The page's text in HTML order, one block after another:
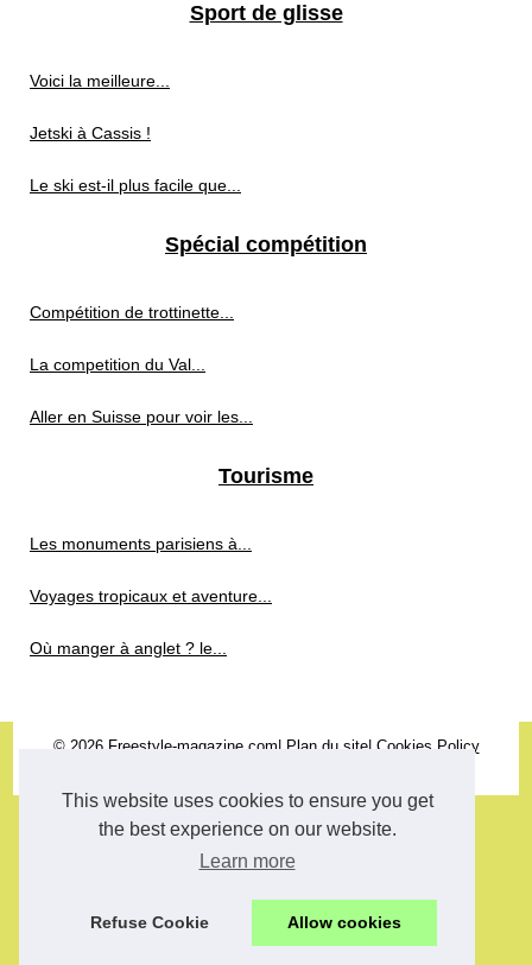
This website uses cookies to ensure you get
the best experience on our website.
Learn more
Refuse Cookie Allow cookies
Sport de glisse
Voici la meilleure...
Jetski à Cassis !
Le ski est-il plus facile que...
Spécial compétition
Compétition de trottinette...
La competition du Val...
Aller en Suisse pour voir les...
Tourisme
Les monuments parisiens à...
Voyages tropicaux et aventure...
Où manger à anglet ? le...
© 2026 Freestyle-magazine.com| Plan du site| Cookies Policy